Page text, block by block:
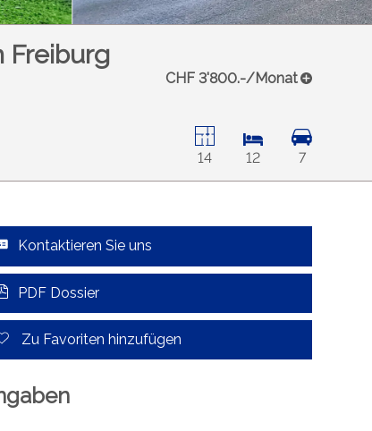
Freiburg
CHF 3'800.-/Monat
14 12 7
Kontaktieren Sie uns
PDF Dossier
Zu Favoriten hinzufügen